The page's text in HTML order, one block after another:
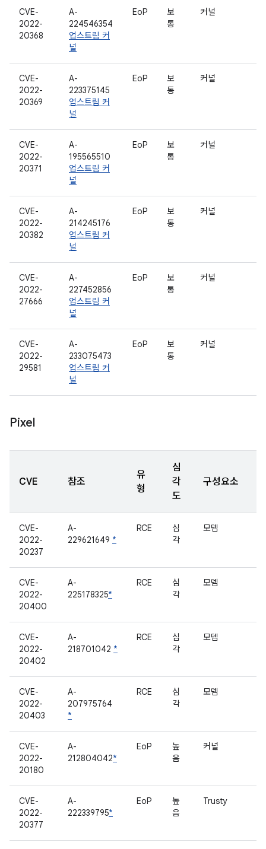
CVE-
2022-
20368
A-
224546354
업스트림 커
널
EoP
보
통
커널
CVE-
2022-
20369
A-
223375145
업스트림 커
널
EoP
보
통
커널
CVE-
2022-
20371
A-
195565510
업스트림 커
널
EoP
보
통
커널
CVE-
2022-
20382
A-
214245176
업스트림 커
널
EoP
보
통
커널
CVE-
2022-
27666
A-
227452856
업스트림 커
널
EoP
보
통
커널
CVE-
2022-
29581
A-
233075473
업스트림 커
널
EoP
보
통
커널
Pixel
CVE 참조
유
형
심
각
도
구성요소
CVE-
2022-
20237
A-
229621649 *
RCE
심
각
모뎀
CVE-
2022-
20400
A-
225178325*
RCE
심
각
모뎀
CVE-
2022-
20402
A-
218701042 *
RCE
심
각
모뎀
CVE-
2022-
20403
A-
207975764
*
RCE
심
각
모뎀
CVE-
2022-
20180
A-
212804042*
EoP
높
음
커널
CVE-
2022-
20377
A-
222339795*
EoP
높
음
Trusty